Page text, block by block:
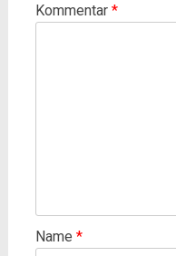
Kommentar *
Name *